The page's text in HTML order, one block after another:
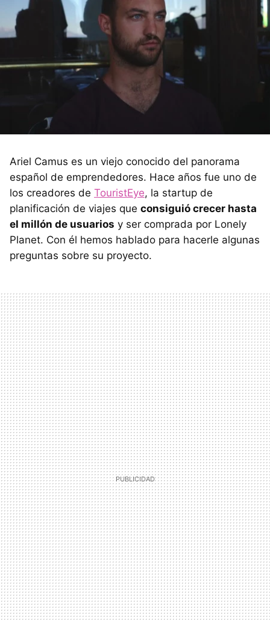
Ariel Camus es un viejo conocido del panorama
español de emprendedores. Hace años fue uno de
los creadores de TouristEye, la startup de
planificación de viajes que consiguió crecer hasta
el millón de usuarios y ser comprada por Lonely
Planet. Con él hemos hablado para hacerle algunas
preguntas sobre su proyecto.